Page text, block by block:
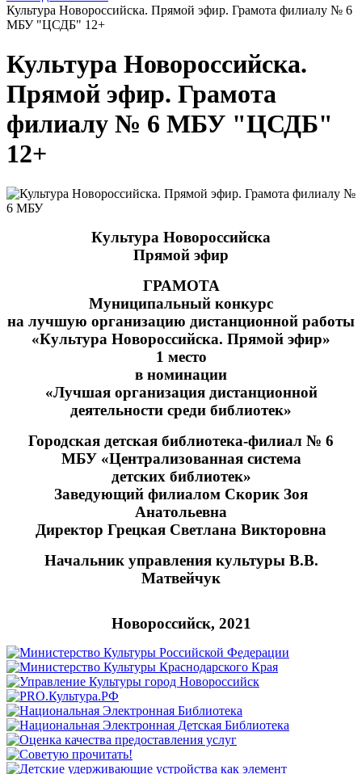
Культура Новороссийска. Прямой эфир. Грамота филиалу № 6
МБУ "ЦСДБ" 12+
Культура Новороссийска.
Прямой эфир. Грамота
филиалу № 6 МБУ "ЦСДБ"
12+
Культура Новороссийска
Прямой эфир
ГРАМОТА
Муниципальный конкурс
на лучшую организацию дистанционной работы
«Культура Новороссийска. Прямой эфир»
1 место
в номинации
«Лучшая организация дистанционной
деятельности среди библиотек»
Городская детская библиотека-филиал № 6
МБУ «Централизованная система
детских библиотек»
Заведующий филиалом Скорик Зоя
Анатольевна
Директор Грецкая Светлана Викторовна
Начальник управления культуры В.В.
Матвейчук
Новороссийск, 2021